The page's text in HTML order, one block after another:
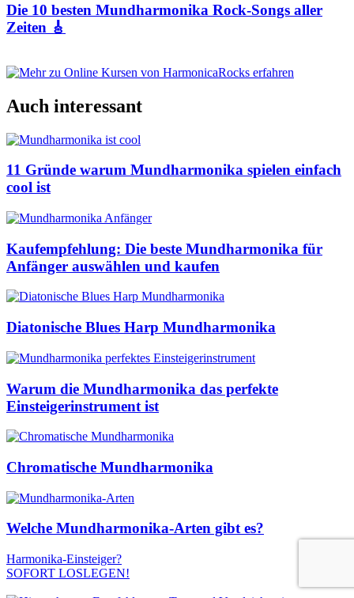
Die 10 besten Mundharmonika Rock-Songs aller
Zeiten 🎸
Auch interessant
11 Gründe warum Mundharmonika spielen einfach
cool ist
Kaufempfehlung: Die beste Mundharmonika für
Anfänger auswählen und kaufen
Diatonische Blues Harp Mundharmonika
Warum die Mundharmonika das perfekte
Einsteigerinstrument ist
Chromatische Mundharmonika
Welche Mundharmonika-Arten gibt es?
Harmonika-Einsteiger?
SOFORT LOSLEGEN!